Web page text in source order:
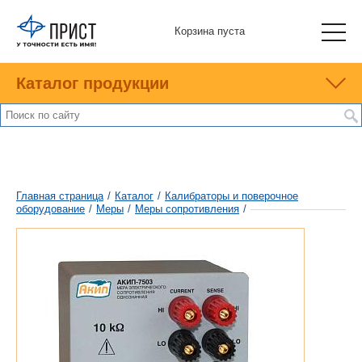
Корзина пуста
Каталог продукции
Главная страница / Каталог / Калибраторы и поверочное
оборудование / Меры / Меры сопротивления /